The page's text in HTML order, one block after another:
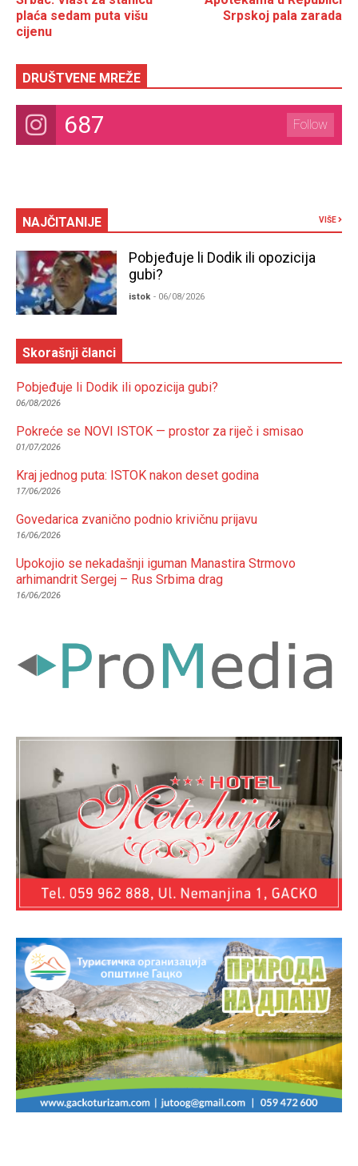
plaća sedam puta višu
cijenu
Srpskoj pala zarada
DRUŠTVENE MREŽE
687 Follow
NAJČITANIJE VIŠE
Pobjeđuje li Dodik ili opozicija
gubi?
istok - 06/08/2026
Skorašnji članci
Pobjeđuje li Dodik ili opozicija gubi?
06/08/2026
Pokreće se NOVI ISTOK — prostor za riječ i smisao
01/07/2026
Kraj jednog puta: ISTOK nakon deset godina
17/06/2026
Govedarica zvanično podnio krivičnu prijavu
16/06/2026
Upokojio se nekadašnji iguman Manastira Strmovo
arhimandrit Sergej – Rus Srbima drag
16/06/2026